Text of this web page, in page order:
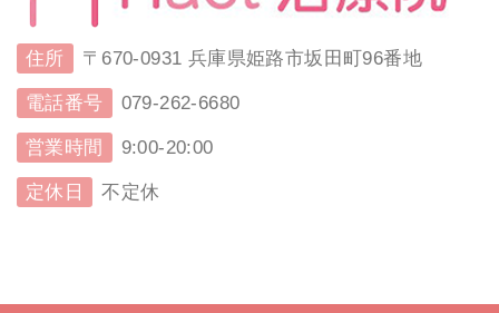
住所 〒670-0931 兵庫県姫路市坂田町96番地
電話番号 079-262-6680
営業時間 9:00-20:00
定休日 不定休